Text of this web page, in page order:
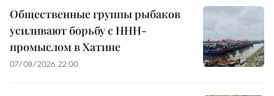
Общественные группы рыбаков
усиливают борьбу с ННН-
промыслом в Хатине
07/08/2026 22:00